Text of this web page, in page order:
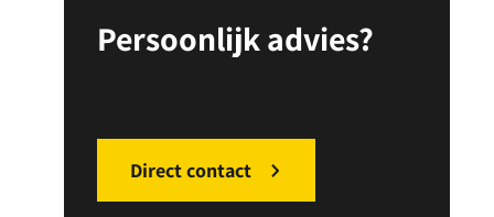
Persoonlijk advies?
Direct contact